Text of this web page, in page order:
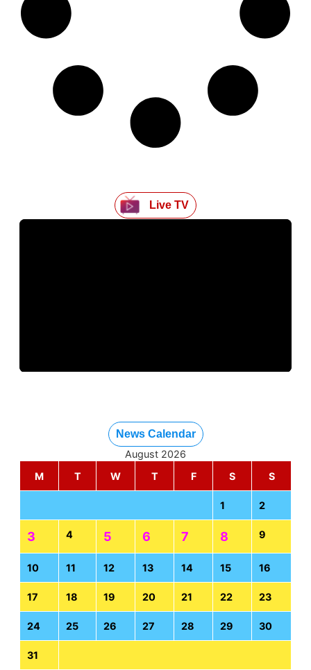
Live TV
News Calendar
August 2026
M
T W T F S S
1 2
3 4 5 6 7 8 9
10 11 12 13 14 15 16
17 18 19 20 21 22 23
24 25 26 27 28 29 30
31